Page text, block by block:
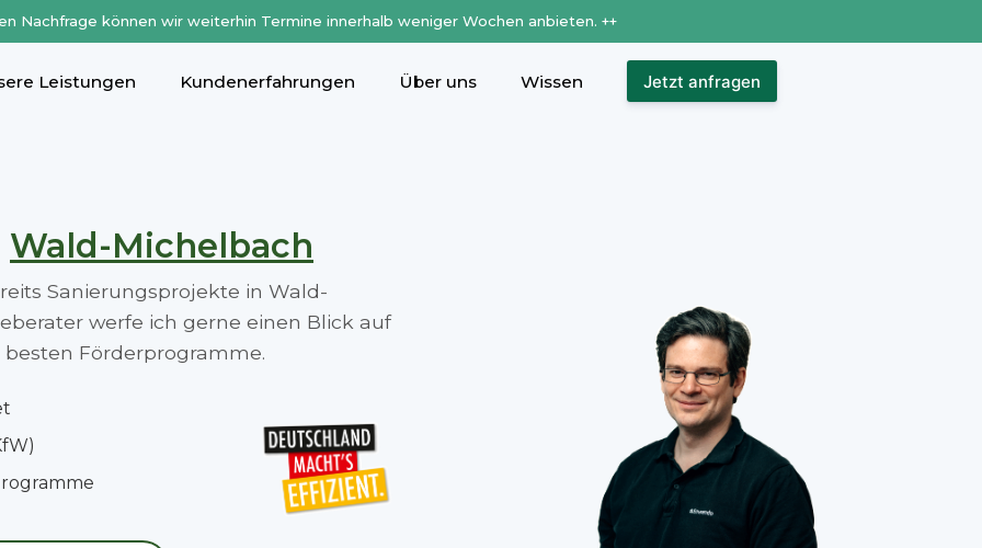
Nachfrage können wir weiterhin Termine innerhalb weniger Wochen anbieten. ++
Leistungen Kundenerfahrungen Über uns Wissen Jetzt anfragen
Wald-Michelbach
Sanierungsprojekte in Wald-
werfe ich gerne einen Blick auf
Förderprogramme.